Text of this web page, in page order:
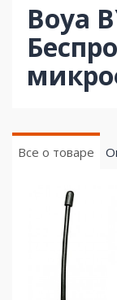
Boya
Все о товаре